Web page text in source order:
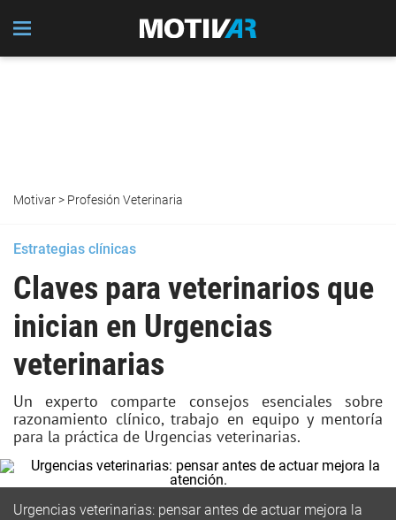
Motivar> Profesión Veterinaria
Estrategias clínicas
Claves para veterinarios que
inician en Urgencias
veterinarias
Un experto comparte consejos esenciales sobre
razonamiento clínico, trabajo en equipo y mentoría
para la práctica de Urgencias veterinarias.
Urgencias veterinarias: pensar antes de actuar mejora la